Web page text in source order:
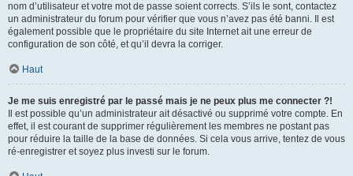
nom d’utilisateur et votre mot de passe soient corrects. S’ils le sont, contactez
un administrateur du forum pour vérifier que vous n’avez pas été banni. Il est
également possible que le propriétaire du site Internet ait une erreur de
configuration de son côté, et qu’il devra la corriger.
Haut
Je me suis enregistré par le passé mais je ne peux plus me connecter ?!
Il est possible qu’un administrateur ait désactivé ou supprimé votre compte. En
effet, il est courant de supprimer régulièrement les membres ne postant pas
pour réduire la taille de la base de données. Si cela vous arrive, tentez de vous
ré-enregistrer et soyez plus investi sur le forum.